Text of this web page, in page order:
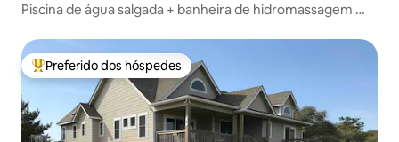
Piscina de água salgada + banheira de hidromassagem —
Entre os melhores preferidos dos hóspedes
Preferido dos hóspedes